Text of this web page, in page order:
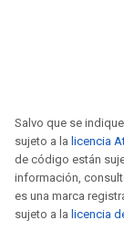
Salvo que se
sujeto a la licencia
de código están
información,
es una marca
sujeto a la licencia